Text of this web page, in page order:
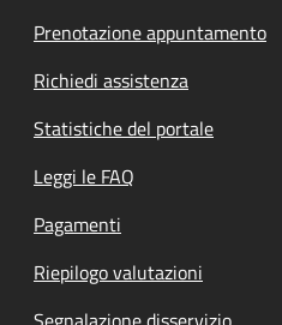
Prenotazione appuntamento
Richiedi assistenza
Statistiche del portale
Leggi le FAQ
Pagamenti
Riepilogo valutazioni